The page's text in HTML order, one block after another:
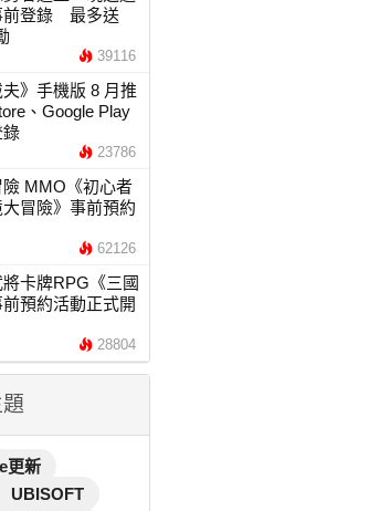
前登錄 最多送
39116
夫》手機版 8 月推
、Google Play
錄
23786
MMO《初心者
冒險》事前預約
62126
卡牌RPG《三國
預約活動正式開
28804
更新
UBISOFT